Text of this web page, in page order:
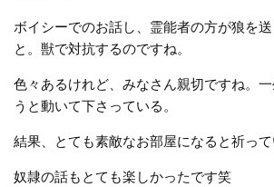
ボイシーでのお話し、霊能者の方が狼を
と。獣で対抗するのですね。
色々あるけれど、みなさん親切ですね。
うと動いて下さっている。
結果、とても素敵なお部屋になると祈って
奴隷の話もとても楽しかったです笑